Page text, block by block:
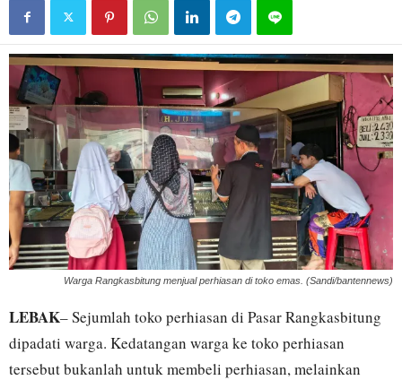
Warga Rangkasbitung menjual perhiasan di toko emas. (Sandi/bantennews)
LEBAK– Sejumlah toko perhiasan di Pasar Rangkasbitung
dipadati warga. Kedatangan warga ke toko perhiasan
tersebut bukanlah untuk membeli perhiasan, melainkan